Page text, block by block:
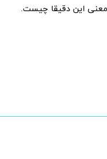
این دقیقا چیست.